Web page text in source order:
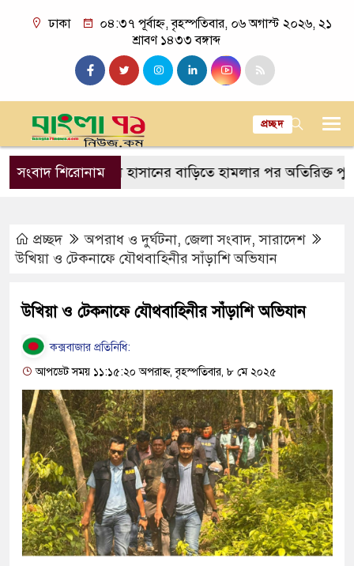
ঢাকা
০৪:৩৭ পূর্বাহ্ন, বৃহস্পতিবার, ০৬ অগাস্ট ২০২৬, ২১
শ্রাবণ ১৪৩৩ বঙ্গাব্দ
প্রচ্ছদ
সংবাদ শিরোনাম
সাকিব আল হাসানের বাড়িতে হামলার পর অতিরিক্ত পুলিশ
প্রচ্ছদ অপরাধ ও দুর্ঘটনা, জেলা সংবাদ,সারাদেশ
উখিয়া ও টেকনাফে যৌথবাহিনীর সাঁড়াশি অভিযান
উখিয়া ও টেকনাফে যৌথবাহিনীর সাঁড়াশি অভিযান
কক্সবাজার প্রতিনিধি:
আপডেট সময় ১১:১৫:২০ অপরাহ্ন, বৃহস্পতিবার, ৮ মে ২০২৫